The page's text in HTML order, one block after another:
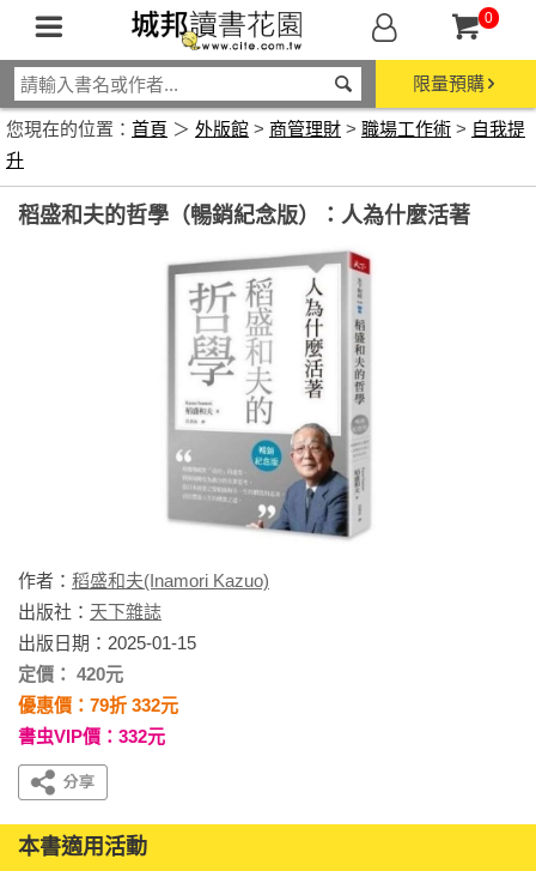
0
限量預購
您現在的位置： 首頁 ＞ 外版館 > 商管理財 > 職場工作術 > 自我提
升
稻盛和夫的哲學（暢銷紀念版）：人為什麼活著
作者： 稻盛和夫(Inamori Kazuo)
出版社： 天下雜誌
出版日期：2025-01-15
定價： 420元
優惠價：79折 332元
書虫VIP價：332元
本書適用活動